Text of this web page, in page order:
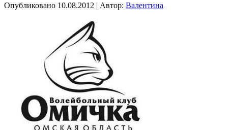
Опубликовано 10.08.2012 | Автор: Валентина